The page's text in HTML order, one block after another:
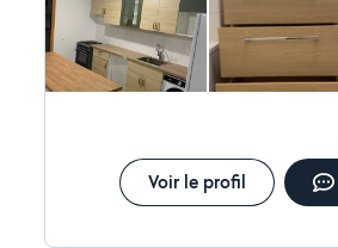
Voir le profil